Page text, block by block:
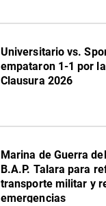
Universitario vs.
empataron 1-1 por
Clausura 2026
Marina de Guerra
B.A.P. Talara para
transporte militar y
emergencias